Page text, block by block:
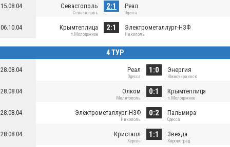
15.08.04 Севастополь
Севастополь
2:1 Реал
Одесса
06.10.04 Крымтеплица
п.Молодежное
2:1 Электрометаллург-НЗФ
Никополь
4 ТУР
28.08.04 Реал
Одесса
1:0 Энергия
Южноукраинск
28.08.04 Олком
Мелитополь
0:1 Крымтеплица
п.Молодежное
28.08.04 Электрометаллург-НЗФ
Никополь
0:2 Пальмира
Одесса
28.08.04 Кристалл
Херсон
1:1 Звезда
Кировоград